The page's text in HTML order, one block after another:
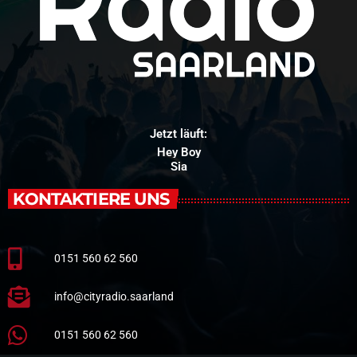
Jetzt läuft:
Hey Boy
Sia
KONTAKTIERE UNS
0151 560 62 560
info@cityradio.saarland
0151 560 62 560